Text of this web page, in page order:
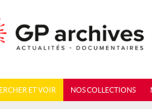
ET VOIR NOS COLLECTIONS